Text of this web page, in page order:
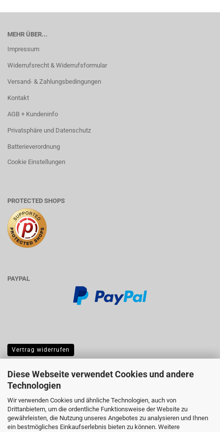
Diese Webseite verwendet Cookies und andere
Technologien
Wir verwenden Cookies und ähnliche Technologien, auch von
Drittanbietern, um die ordentliche Funktionsweise der Website zu
gewährleisten, die Nutzung unseres Angebotes zu analysieren und Ihnen
ein bestmögliches Einkaufserlebnis bieten zu können. Weitere
MEHR ÜBER...
Impressum
Widerrufsrecht & Widerrufsformular
Versand- & Zahlungsbedingungen
Kontakt
AGB + Kundeninfo
Privatsphäre und Datenschutz
Batterieverordnung
Cookie Einstellungen
PROTECTED SHOPS
PAYPAL
Vertrag widerrufen